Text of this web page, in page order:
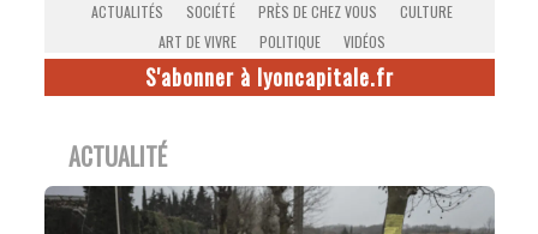
ACTUALITÉS SOCIÉTÉ PRÈS DE CHEZ VOUS
CULTURE
ART DE VIVRE
POLITIQUE VIDÉOS
S'abonner à lyoncapitale.fr
ACTUALITÉ